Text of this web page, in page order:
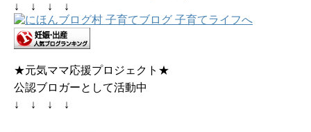
↓ ↓ ↓ ↓
★元気ママ応援プロジェクト★
公認ブロガーとして活動中
↓ ↓ ↓ ↓